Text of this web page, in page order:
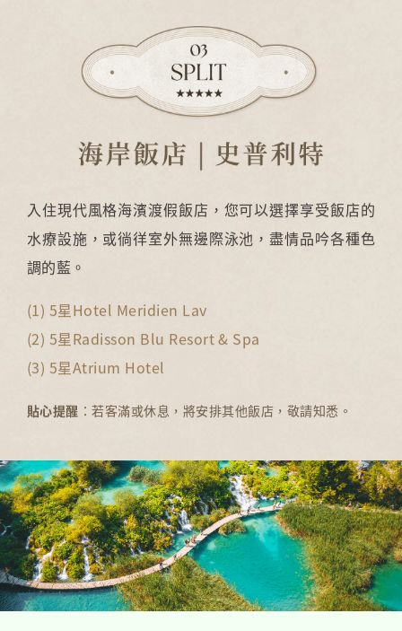
入住現代風格海濱渡假飯店，您可以選擇享受飯店的
水療設施，或徜徉室外無邊際泳池，盡情品吟各種色
調的藍。
(1) 5星Hotel Meridien Lav
(2) 5星Radisson Blu Resort & Spa
(3) 5星Atrium Hotel
貼心提醒 ：若客滿或休息，將安排其他飯店，敬請知悉。